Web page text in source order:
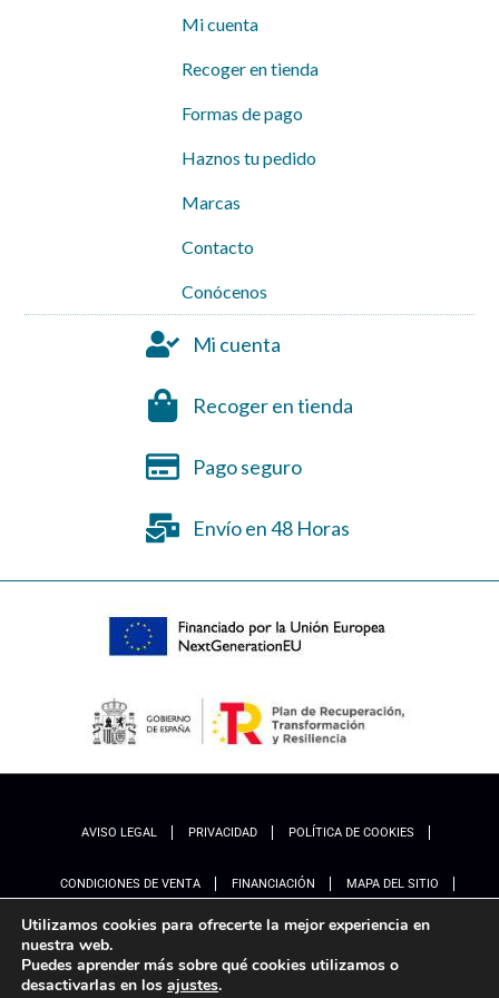
Mi cuenta
Recoger en tienda
Formas de pago
Haznos tu pedido
Marcas
Contacto
Conócenos
Mi cuenta
Recoger en tienda
Pago seguro
Envío en 48 Horas
AVISO LEGAL PRIVACIDAD POLÍTICA DE COOKIES
CONDICIONES DE VENTA FINANCIACIÓN MAPA DEL SITIO
ACCESIBILIDAD AJUSTES
Utilizamos cookies para ofrecerte la mejor experiencia en
nuestra web.
Puedes aprender más sobre qué cookies utilizamos o
desactivarlas en los ajustes.